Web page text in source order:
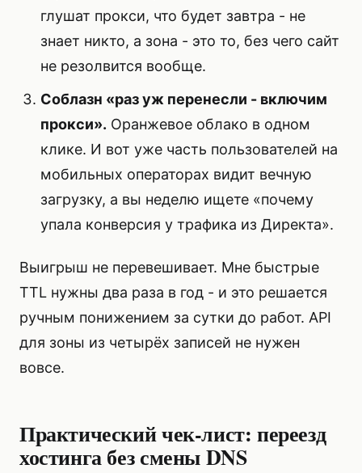
глушат прокси, что будет завтра - не
знает никто, а зона - это то, без чего сайт
не резолвится вообще.
Соблазн «раз уж перенесли - включим
прокси». Оранжевое облако в одном
клике. И вот уже часть пользователей на
мобильных операторах видит вечную
загрузку, а вы неделю ищете «почему
упала конверсия у трафика из Директа».
Выигрыш не перевешивает. Мне быстрые
TTL нужны два раза в год - и это решается
ручным понижением за сутки до работ. API
для зоны из четырёх записей не нужен
вовсе.
Практический чек-лист: переезд
хостинга без смены DNS